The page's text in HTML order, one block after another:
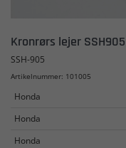
Kronrørs lejer SSH905
SSH-905
Artikelnummer: 101005
Honda
Honda
Honda